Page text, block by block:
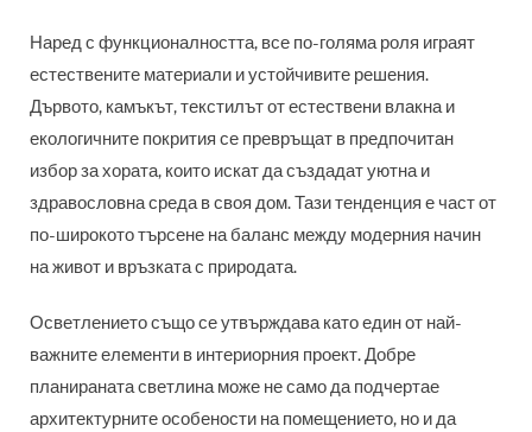
Наред с функционалността, все по-голяма роля играят
естествените материали и устойчивите решения.
Дървото, камъкът, текстилът от естествени влакна и
екологичните покрития се превръщат в предпочитан
избор за хората, които искат да създадат уютна и
здравословна среда в своя дом. Тази тенденция е част от
по-широкото търсене на баланс между модерния начин
на живот и връзката с природата.
Осветлението също се утвърждава като един от най-
важните елементи в интериорния проект. Добре
планираната светлина може не само да подчертае
архитектурните особености на помещението, но и да